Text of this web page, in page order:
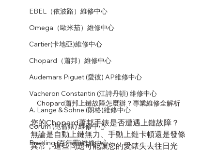
EBEL（依波路）維修中心
Omega（歐米茄）維修中心
Cartier(卡地亞)維修中心
Chopard（蕭邦）維修中心
Audemars Piguet (愛彼) AP維修中心
Vacheron Constantin (江詩丹頓) 維修中心
A. Lange & Söhne (朗格)維修中心
Corum (崑崙錶) 維修中心
Breitling (百年靈)維修中心
Chopard蕭邦上鏈故障怎麼辦？專業維修全解析
您的Chopard蕭邦手錶是否遭遇上鏈故障？
無論是自動上鏈無力、手動上鏈卡頓還是發條
異常，這些問題可能讓您的愛錶失去往日光